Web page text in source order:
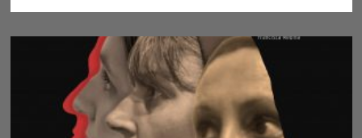
Comenzaron
castraciones
gratuitas